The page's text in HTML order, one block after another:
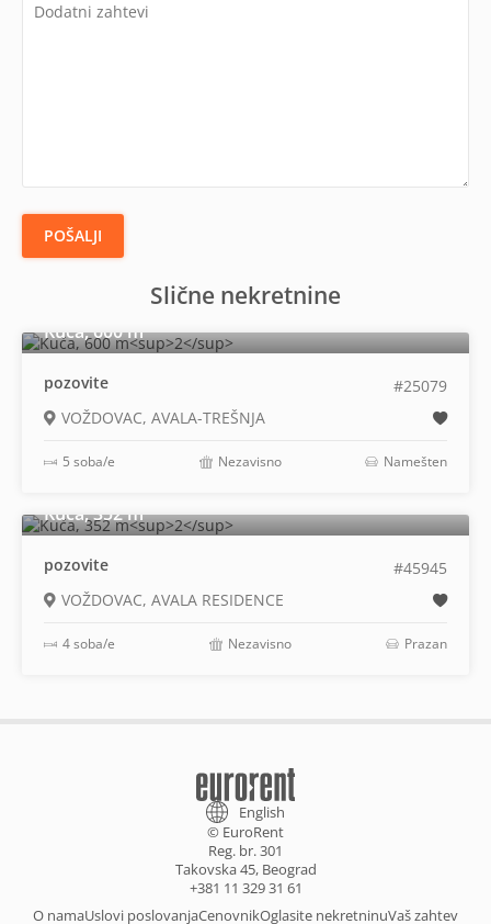
POŠALJI
Slične nekretnine
Kuća, 600 m
pozovite
#25079
VOŽDOVAC, AVALA-TREŠNJA
5 soba/e Nezavisno Namešten
Kuća, 352 m
pozovite
#45945
VOŽDOVAC, AVALA RESIDENCE
4 soba/e Nezavisno Prazan
English
© EuroRent
Reg. br. 301
Takovska 45, Beograd
+381 11 329 31 61
O namaUslovi poslovanjaCenovnikOglasite nekretninuVaš zahtev